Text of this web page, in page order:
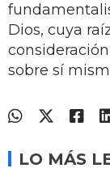
Dios, cuya
sobre sí
LO MÁS